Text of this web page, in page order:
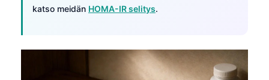
katso meidän HOMA-IR selitys.